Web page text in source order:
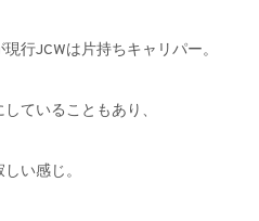
行JCWは片持ちキャリパー。
ていることもあり、
い感じ。